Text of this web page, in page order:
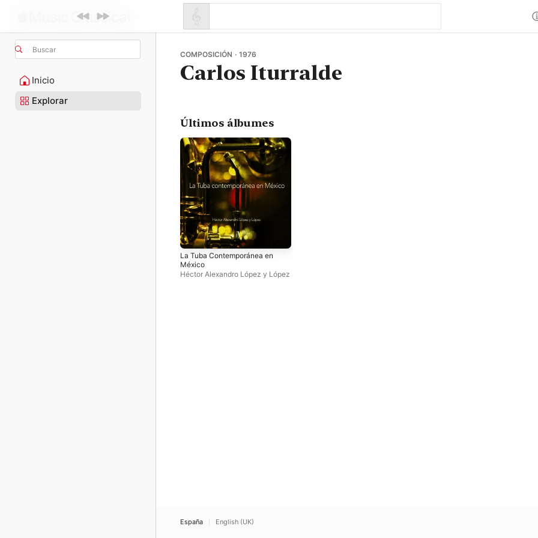
Buscar
Inicio
Explorar
COMPOSICIÓN · 1976
Carlos Iturralde
Últimos álbumes
La Tuba Contemporánea en
México
Héctor Alexandro López y López
España English (UK)